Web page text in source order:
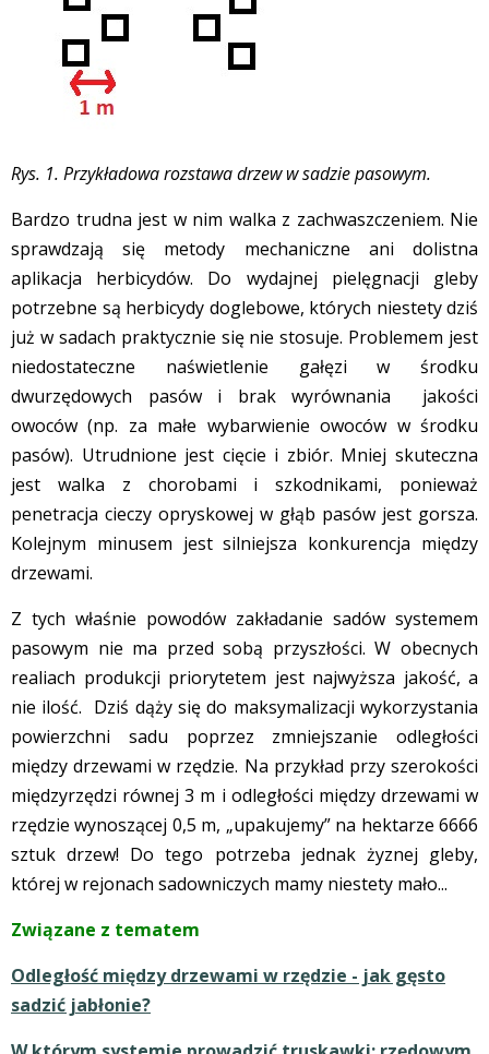
Rys. 1. Przykładowa rozstawa drzew w sadzie pasowym.
Bardzo trudna jest w nim walka z zachwaszczeniem. Nie
sprawdzają się metody mechaniczne ani dolistna
aplikacja herbicydów. Do wydajnej pielęgnacji gleby
potrzebne są herbicydy doglebowe, których niestety dziś
już w sadach praktycznie się nie stosuje. Problemem jest
niedostateczne naświetlenie gałęzi w środku
dwurzędowych pasów i brak wyrównania jakości
owoców (np. za małe wybarwienie owoców w środku
pasów). Utrudnione jest cięcie i zbiór. Mniej skuteczna
jest walka z chorobami i szkodnikami, ponieważ
penetracja cieczy opryskowej w głąb pasów jest gorsza.
Kolejnym minusem jest silniejsza konkurencja między
drzewami.
Z tych właśnie powodów zakładanie sadów systemem
pasowym nie ma przed sobą przyszłości. W obecnych
realiach produkcji priorytetem jest najwyższa jakość, a
nie ilość. Dziś dąży się do maksymalizacji wykorzystania
powierzchni sadu poprzez zmniejszanie odległości
między drzewami w rzędzie. Na przykład przy szerokości
międzyrzędzi równej 3 m i odległości między drzewami w
rzędzie wynoszącej 0,5 m, „upakujemy” na hektarze 6666
sztuk drzew! Do tego potrzeba jednak żyznej gleby,
której w rejonach sadowniczych mamy niestety mało...
Związane z tematem
Odległość między drzewami w rzędzie - jak gęsto
sadzić jabłonie?